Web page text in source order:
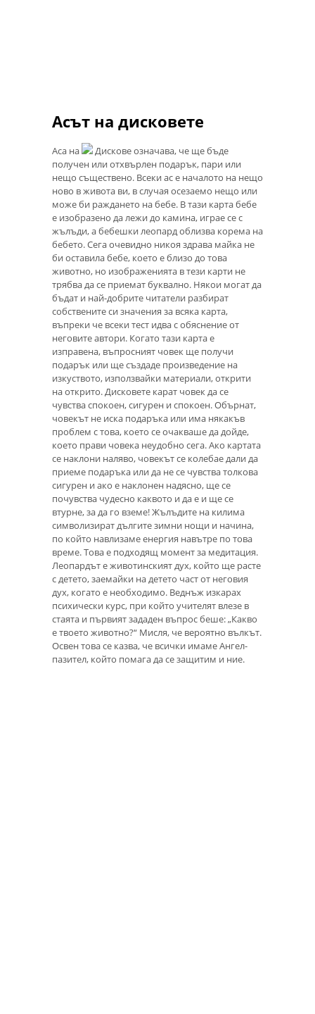
Асът на дисковете
Аса на
Дискове означава, че ще бъде
получен или отхвърлен подарък, пари или
нещо съществено. Всеки ас е началото на нещо
ново в живота ви, в случая осезаемо нещо или
може би раждането на бебе. В тази карта бебе
е изобразено да лежи до камина, играе се с
жълъди, а бебешки леопард облизва корема на
бебето. Сега очевидно никоя здрава майка не
би оставила бебе, което е близо до това
животно, но изображенията в тези карти не
трябва да се приемат буквално. Някои могат да
бъдат и най-добрите читатели разбират
собствените си значения за всяка карта,
въпреки че всеки тест идва с обяснение от
неговите автори. Когато тази карта е
изправена, въпросният човек ще получи
подарък или ще създаде произведение на
изкуството, използвайки материали, открити
на открито. Дисковете карат човек да се
чувства спокоен, сигурен и спокоен. Обърнат,
човекът не иска подаръка или има някакъв
проблем с това, което се очакваше да дойде,
което прави човека неудобно сега. Ако картата
се наклони наляво, човекът се колебае дали да
приеме подаръка или да не се чувства толкова
сигурен и ако е наклонен надясно, ще се
почувства чудесно каквото и да е и ще се
втурне, за да го вземе! Жълъдите на килима
символизират дългите зимни нощи и начина,
по който навлизаме енергия навътре по това
време. Това е подходящ момент за медитация.
Леопардът е животинският дух, който ще расте
с детето, заемайки на детето част от неговия
дух, когато е необходимо. Веднъж изкарах
психически курс, при който учителят влезе в
стаята и първият зададен въпрос беше: „Какво
е твоето животно?“ Мисля, че вероятно вълкът.
Освен това се казва, че всички имаме Ангел-
пазител, който помага да се защитим и ние.